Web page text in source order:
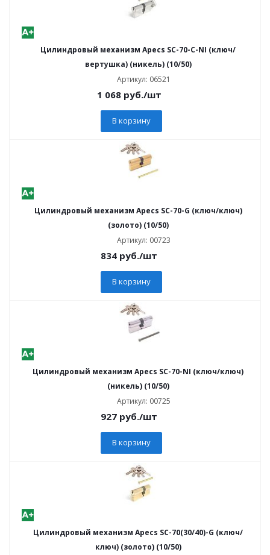
Цилиндровый механизм Apecs SC-70-C-NI (ключ/
вертушка) (никель) (10/50)
Артикул: 06521
1 068руб./шт
В корзину
Цилиндровый механизм Apecs SC-70-G (ключ/ключ)
(золото) (10/50)
Артикул: 00723
834 руб./шт
В корзину
Цилиндровый механизм Apecs SC-70-NI (ключ/ключ)
(никель) (10/50)
Артикул: 00725
927 руб./шт
В корзину
Цилиндровый механизм Apecs SC-70(30/40)-G (ключ/
ключ) (золото) (10/50)